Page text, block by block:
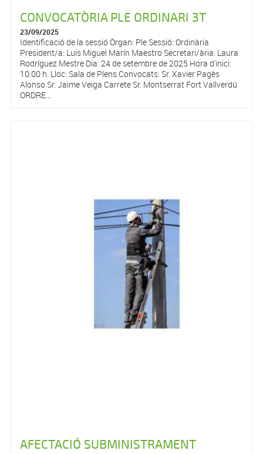
CONVOCATÒRIA PLE ORDINARI 3T
23/09/2025
Identificació de la sessió Òrgan: Ple Sessió: Ordinària
President/a: Luis Miguel Marín Maestro Secretari/ària: Laura
Rodríguez Mestre Dia: 24 de setembre de 2025 Hora d'inici:
10:00 h. Lloc: Sala de Plens Convocats: Sr. Xavier Pagès
Alonso Sr. Jaime Veiga Carrete Sr. Montserrat Fort Vallverdú
ORDRE...
AFECTACIÓ SUBMINISTRAMENT